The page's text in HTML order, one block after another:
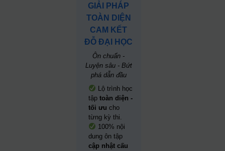
GIẢI PHÁP
TOÀN DIỆN
CAM KẾT
ĐỖ ĐẠI HỌC
Ôn chuẩn -
Luyện sâu - Bứt
phá dẫn đầu
Lộ trình học
tậptoàn diện -
tối ưu cho
từng kỳ thi.
100% nội
dung ôn tập
cập nhật cấu